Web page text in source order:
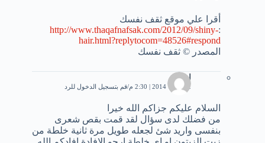
أقرا علي موقع ثقف نفسك
:
http://www.thaqafnafsak.com/2012/09/shiny-
hair.html?replytocom=48526#respond
المصدر © ثقف نفسك
اسلام
2 فبراير، 2014 | 2:30 م قم بتسجيل الدخول للرد
السلام عليكم جزاكم الله خيرا
من فضلك لدى سؤال لقد قمت بقص شعرى
بنفسى واريد شئ لجعله طويل مرة ثانية خلطة من